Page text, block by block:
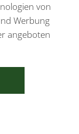
von
Werbung
angeboten